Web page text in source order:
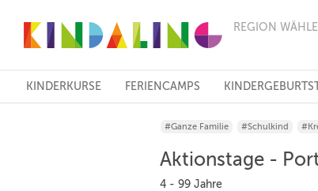
REGION
FRANKFURT
KÖLN
STUTTGART
HANNOVER
KINDERKURSE FERIENCAMPS
#Ganze Familie #Schulkind
Aktionstage -
4 - 99 Jahre